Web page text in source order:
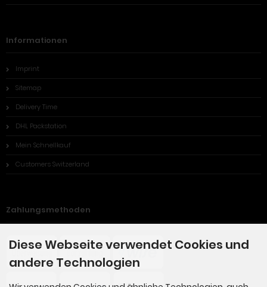
Informationen
Imprint
Sitemap
Delivery Time
DHL Packstation
Mein Schnellkauf
Customers Switzerland
Zahlungsmethoden
Diese Webseite verwendet Cookies und
andere Technologien